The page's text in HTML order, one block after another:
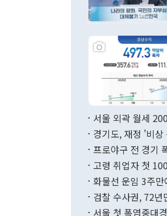
서울 외곽 월세
경기도, 재정 '비상
프로야구 전 경기
고령 취업자 첫
화물선 운임 3주만
검찰 수사권, 72년
서울 첫 폭염중대